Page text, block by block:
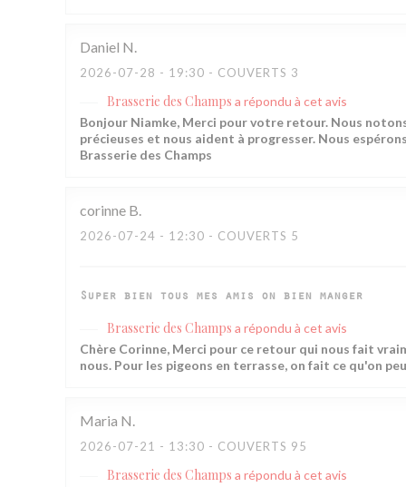
Daniel N
2026-07-28 - 19:30 - COUVERTS 3
Brasserie des Champs a répondu à cet avis
Bonjour Niamke, Merci pour votre retour. Nous
précieuses et nous aident à progresser. Nous
Brasserie des Champs
corinne B
2026-07-24 - 12:30 - COUVERTS 5
Super bien tous mes amis on bien manger
Brasserie des Champs a répondu à cet avis
Chère Corinne, Merci pour ce retour qui nous fait
nous. Pour les pigeons en terrasse, on fait ce qu'on
Maria N
2026-07-21 - 13:30 - COUVERTS 95
Brasserie des Champs a répondu à cet avis